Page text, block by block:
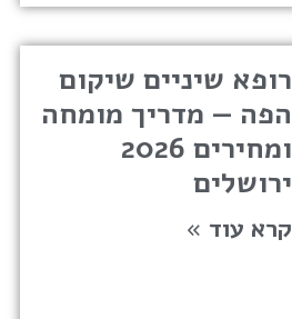
רופא שיניים שיקום
הפה — מדריך מומחה
ומחירים 2026
ירושלים
קרא עוד »